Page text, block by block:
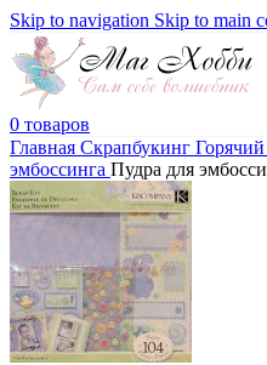
Skip to navigation Skip to main
0 товаров
Главная Скрапбукинг
эмбоссинга Пудра для